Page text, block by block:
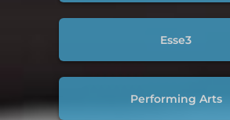
Esse3
Performing Arts